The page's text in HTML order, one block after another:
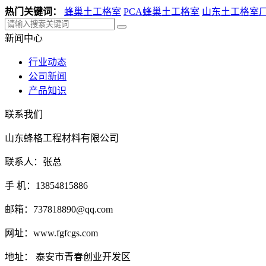
热门关键词： 蜂巢土工格室 PCA蜂巢土工格室 山东土工格室
新闻中心
行业动态
公司新闻
产品知识
联系我们
山东蜂格工程材料有限公司
联系人：张总
手 机：13854815886
邮箱：737818890@qq.com
网址：www.fgfcgs.com
地址： 泰安市青春创业开发区